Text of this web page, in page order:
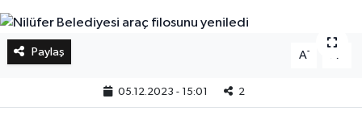
Paylaş A-
05.12.2023 - 15:01 2
Bilim, Teknoloji